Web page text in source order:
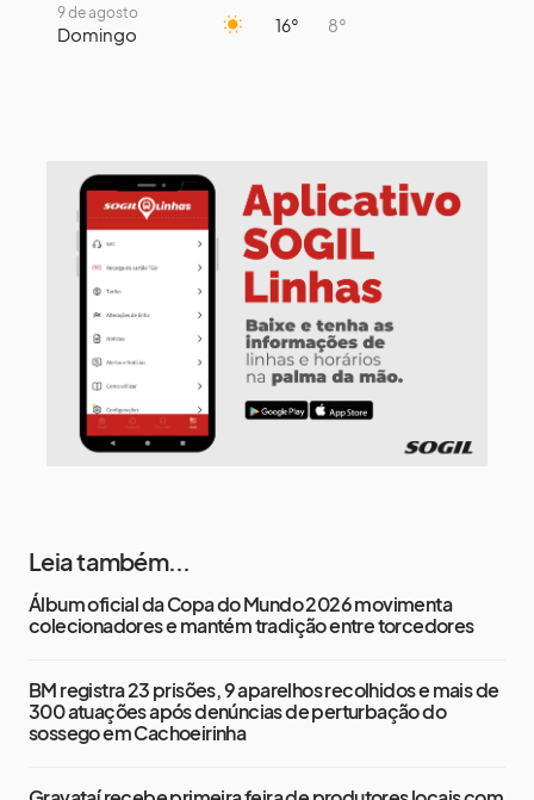
9 de agosto
Domingo 16° 8°
12 de agosto
Quarta-Feira 13° 11°
13 de agosto
Quinta-Feira 17° 13°
Leia também...
Álbum oficial da Copa do Mundo 2026 movimenta
colecionadores e mantém tradição entre torcedores
BM registra 23 prisões, 9 aparelhos recolhidos e mais de
300 atuações após denúncias de perturbação do
sossego em Cachoeirinha